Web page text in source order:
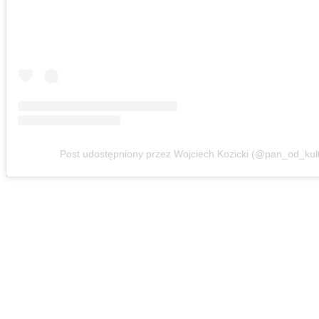
Post udostępniony przez Wojciech Kozicki